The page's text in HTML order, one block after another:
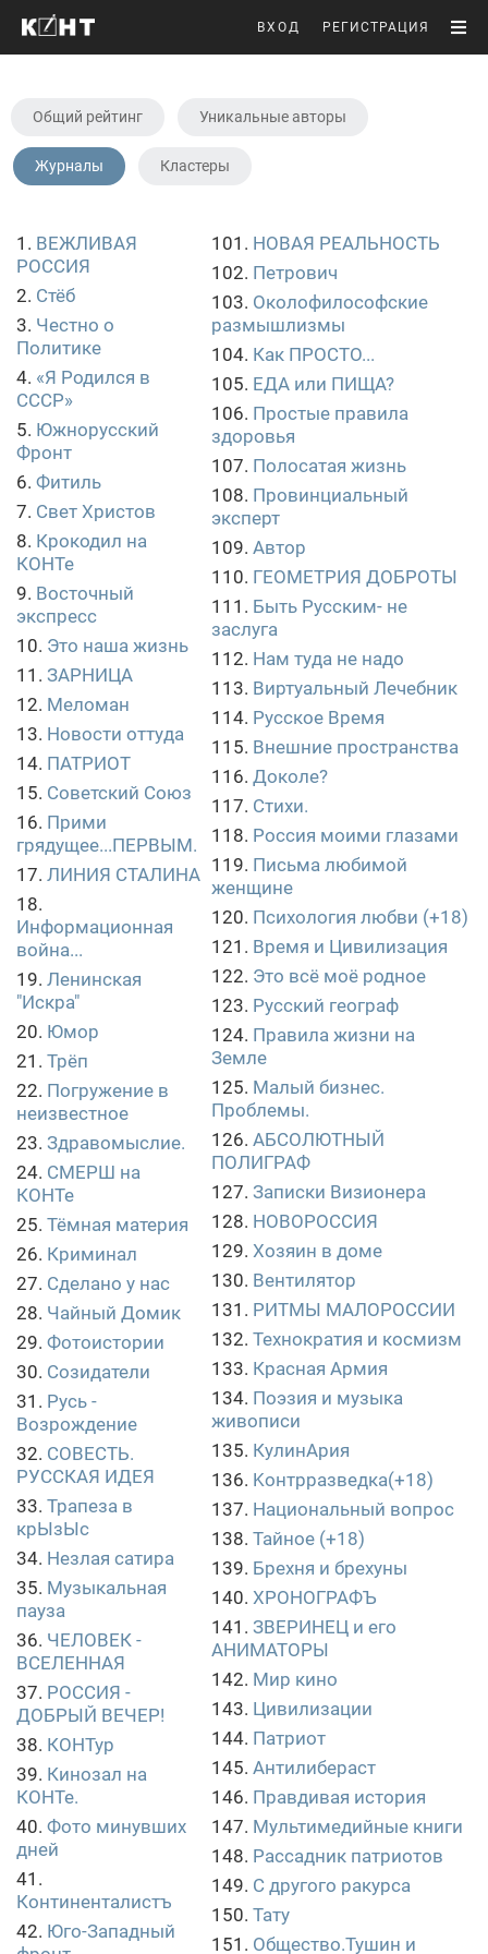
ВХОД РЕГИСТРАЦИЯ
Общий рейтинг Уникальные авторы
Журналы Кластеры
1. ВЕЖЛИВАЯ
РОССИЯ
2. Стёб
3. Честно о
Политике
4. «Я Родился в
СССР»
5. Южнорусский
Фронт
6. Фитиль
7. Свет Христов
8. Крокодил на
КОНТе
9. Восточный
экспресс
10. Это наша жизнь
11. ЗАРНИЦА
12. Меломан
13. Новости оттуда
14. ПАТРИОТ
15. Советский Союз
16. Прими
грядущее...ПЕРВЫМ.
17. ЛИНИЯ СТАЛИНА
18.
Информационная
война...
19. Ленинская
"Искра"
20. Юмор
21. Трёп
22. Погружение в
неизвестное
23. Здравомыслие.
24. СМЕРШ на
КОНТе
25. Тёмная материя
26. Криминал
27. Сделано у нас
28. Чайный Домик
29. Фотоистории
30. Созидатели
31. Русь -
Возрождение
32. СОВЕСТЬ.
РУССКАЯ ИДЕЯ
33. Трапеза в
крЫзЫс
34. Незлая сатира
35. Музыкальная
пауза
36. ЧЕЛОВЕК -
ВСЕЛЕННАЯ
37. РОССИЯ -
ДОБРЫЙ ВЕЧЕР!
38. КОНТур
39. Кинозал на
КОНТе.
40. Фото минувших
дней
41.
Континенталистъ
42. Юго-Западный
101. НОВАЯ РЕАЛЬНОСТЬ
102. Петрович
103. Околофилософские
размышлизмы
104. Как ПРОСТО...
105. ЕДА или ПИЩА?
106. Простые правила
здоровья
107. Полосатая жизнь
108. Провинциальный
эксперт
109. Автор
110. ГЕОМЕТРИЯ ДОБРОТЫ
111. Быть Русским- не
заслуга
112. Нам туда не надо
113. Виртуальный Лечебник
114. Русское Время
115. Внешние пространства
116. Доколе?
117. Стихи.
118. Россия моими глазами
119. Письма любимой
женщине
120. Психология любви (+18)
121. Время и Цивилизация
122. Это всё моё родное
123. Русский географ
124. Правила жизни на
Земле
125. Малый бизнес.
Проблемы.
126. АБСОЛЮТНЫЙ
ПОЛИГРАФ
127. Записки Визионера
128. НОВОРОССИЯ
129. Хозяин в доме
130. Вентилятор
131. РИТМЫ МАЛОРОССИИ
132. Технократия и космизм
133. Красная Армия
134. Поэзия и музыка
живописи
135. КулинАрия
136. Kонтрразведкa(+18)
137. Национальный вопрос
138. Тайное (+18)
139. Брехня и брехуны
140. ХРОНОГРАФЪ
141. ЗВЕРИНЕЦ и его
АНИМАТОРЫ
142. Мир кино
143. Цивилизации
144. Патриот
145. Антилибераст
146. Правдивая история
147. Мультимедийные книги
148. Рассадник патриотов
149. С другого ракурса
150. Тату
151. Общество.Тушин и